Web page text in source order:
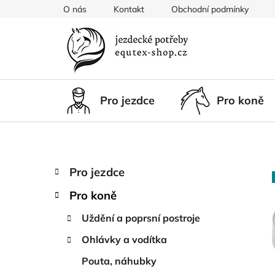
O nás Kontakt Obchodní podmínky
Pro jezdce Pro koně
P
s
Přeskočit
kategorie
K
a
Pro jezdce
Pro koně
Uždění a poprsní postroje
Ohlávky a vodítka
Pouta, náhubky